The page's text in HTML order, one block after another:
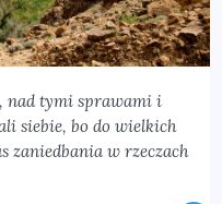
nad tymi sprawami i
siebie, bo do wielkich
zaniedbania w rzeczach